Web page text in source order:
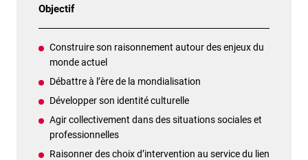
Objectif
Construire son raisonnement autour des enjeux du
monde actuel
Débattre à l’ère de la mondialisation
Développer son identité culturelle
Agir collectivement dans des situations sociales et
professionnelles
Raisonner des choix d’intervention au service du lien